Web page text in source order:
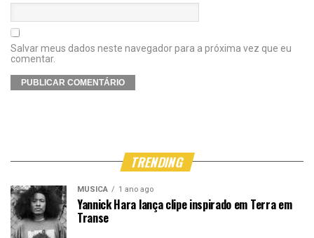
Salvar meus dados neste navegador para a próxima vez que eu
comentar.
TRENDING
MÚSICA 1 ano ago
Yannick Hara lança clipe inspirado em Terra em
Transe